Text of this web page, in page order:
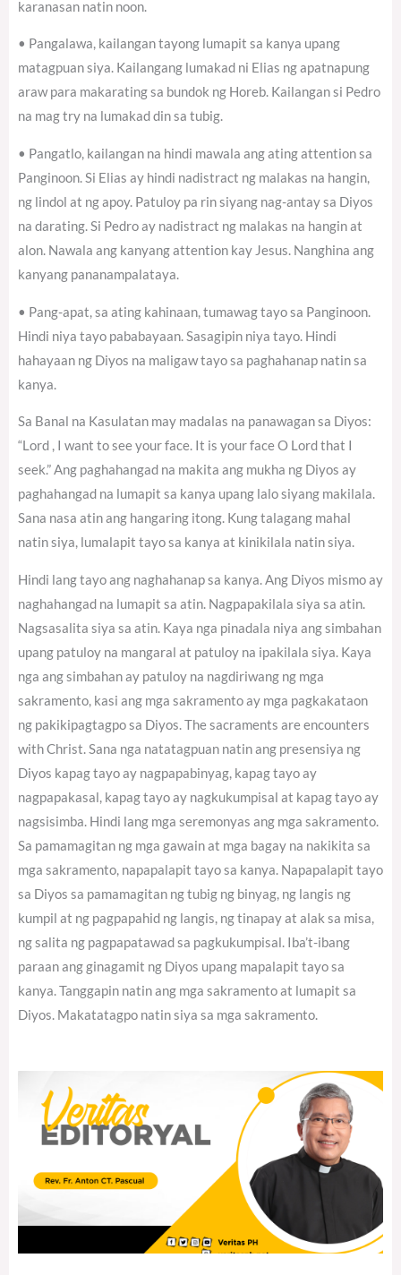
karanasan natin noon.
• Pangalawa, kailangan tayong lumapit sa kanya upang
matagpuan siya. Kailangang lumakad ni Elias ng apatnapung
araw para makarating sa bundok ng Horeb. Kailangan si Pedro
na mag try na lumakad din sa tubig.
• Pangatlo, kailangan na hindi mawala ang ating attention sa
Panginoon. Si Elias ay hindi nadistract ng malakas na hangin,
ng lindol at ng apoy. Patuloy pa rin siyang nag-antay sa Diyos
na darating. Si Pedro ay nadistract ng malakas na hangin at
alon. Nawala ang kanyang attention kay Jesus. Nanghina ang
kanyang pananampalataya.
• Pang-apat, sa ating kahinaan, tumawag tayo sa Panginoon.
Hindi niya tayo pababayaan. Sasagipin niya tayo. Hindi
hahayaan ng Diyos na maligaw tayo sa paghahanap natin sa
kanya.
Sa Banal na Kasulatan may madalas na panawagan sa Diyos:
“Lord , I want to see your face. It is your face O Lord that I
seek.” Ang paghahangad na makita ang mukha ng Diyos ay
paghahangad na lumapit sa kanya upang lalo siyang makilala.
Sana nasa atin ang hangaring itong. Kung talagang mahal
natin siya, lumalapit tayo sa kanya at kinikilala natin siya.
Hindi lang tayo ang naghahanap sa kanya. Ang Diyos mismo ay
naghahangad na lumapit sa atin. Nagpapakilala siya sa atin.
Nagsasalita siya sa atin. Kaya nga pinadala niya ang simbahan
upang patuloy na mangaral at patuloy na ipakilala siya. Kaya
nga ang simbahan ay patuloy na nagdiriwang ng mga
sakramento, kasi ang mga sakramento ay mga pagkakataon
ng pakikipagtagpo sa Diyos. The sacraments are encounters
with Christ. Sana nga natatagpuan natin ang presensiya ng
Diyos kapag tayo ay nagpapabinyag, kapag tayo ay
nagpapakasal, kapag tayo ay nagkukumpisal at kapag tayo ay
nagsisimba. Hindi lang mga seremonyas ang mga sakramento.
Sa pamamagitan ng mga gawain at mga bagay na nakikita sa
mga sakramento, napapalapit tayo sa kanya. Napapalapit tayo
sa Diyos sa pamamagitan ng tubig ng binyag, ng langis ng
kumpil at ng pagpapahid ng langis, ng tinapay at alak sa misa,
ng salita ng pagpapatawad sa pagkukumpisal. Iba’t-ibang
paraan ang ginagamit ng Diyos upang mapalapit tayo sa
kanya. Tanggapin natin ang mga sakramento at lumapit sa
Diyos. Makatatagpo natin siya sa mga sakramento.